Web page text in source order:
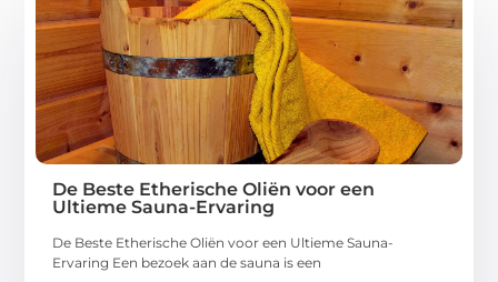
De Beste Etherische Oliën voor een
Ultieme Sauna-Ervaring
De Beste Etherische Oliën voor een Ultieme Sauna-
Ervaring Een bezoek aan de sauna is een